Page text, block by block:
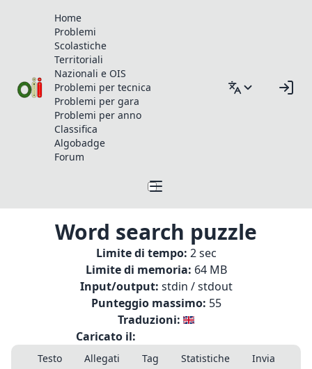
Home
Problemi
Scolastiche
Territoriali
Nazionali e OIS
Problemi per tecnica
Problemi per gara
Problemi per anno
Classifica
Algobadge
Forum
Word search puzzle
Limite di tempo: 2 sec
Limite di memoria: 64 MB
Input/output: stdin / stdout
Punteggio massimo: 55
Traduzioni:
Caricato il:
Testo Allegati Tag Statistiche
Invia